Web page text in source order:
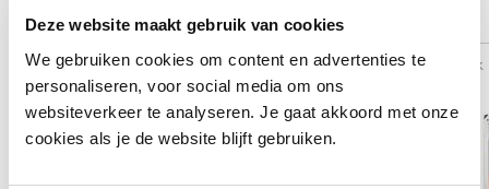
Deze website maakt gebruik van cookies
We gebruiken cookies om content en advertenties te
personaliseren, voor social media om ons
websiteverkeer te analyseren. Je gaat akkoord met onze
cookies als je de website blijft gebruiken.
Alternatieven
Vergelijk Vergelijk